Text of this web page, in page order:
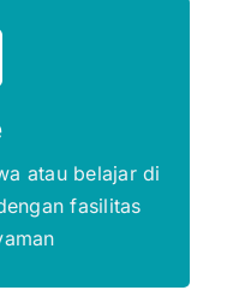
atau belajar di
fasilitas